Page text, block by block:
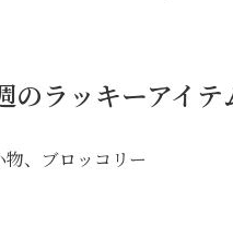
のラッキーアイテ
物、ブロッコリー